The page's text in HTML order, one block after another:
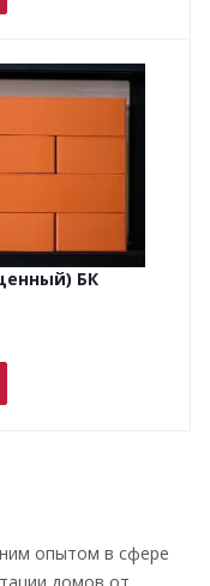
БК
опытом в сфере